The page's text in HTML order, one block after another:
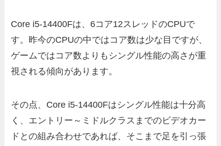
Core i5-14400Fは、6コア12スレッドのCPUで
す。昨今のCPUの中ではコア数は少な目ですが、
ゲームではコア数よりもシングル性能の高さが重
視される傾向があります。
その点、Core i5-14400Fはシングル性能は十分高
く、エントリー～ミドルクラスまでのビデオカー
ドとの組み合わせであれば、そこまで足を引っ張